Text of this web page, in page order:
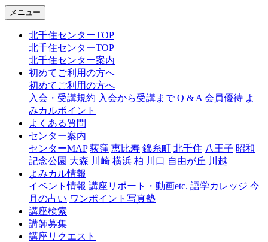
ャ
千
メニュー
北千住センターTOP
北千住センターTOP
北千住センター案内
初めてご利用の方へ
初めてご利用の方へ
入会・受講規約 入会から受講まで Q & A 会員優待 よ
みカルポイント
よくある質問
センター案内
センターMAP 荻窪 恵比寿 錦糸町 北千住 八王子 昭和
記念公園 大森 川崎 横浜 柏 川口 自由が丘 川越
よみカル情報
イベント情報 講座リポート・動画etc. 語学カレッジ 今
月の占い ワンポイント写真塾
講座検索
講師募集
講座リクエスト